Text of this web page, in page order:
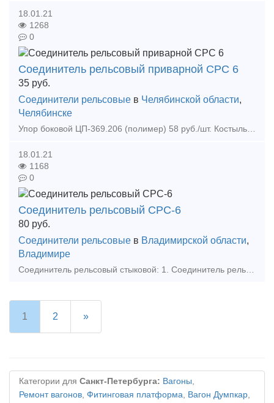
18.01.21
1268
0
Соединитель рельсовый приварной СРС 6
35 руб.
Соединители рельсовые в Челябинской области,
Челябинске
18.01.21
1168
0
Соединитель рельсовый СРС-6
80 руб.
Соединители рельсовые в Владимирской области,
Владимире
1 2 »
Категории для Санкт-Петербурга: Вагоны,
Ремонт вагонов, Фитинговая платформа, Вагон Думпкар,